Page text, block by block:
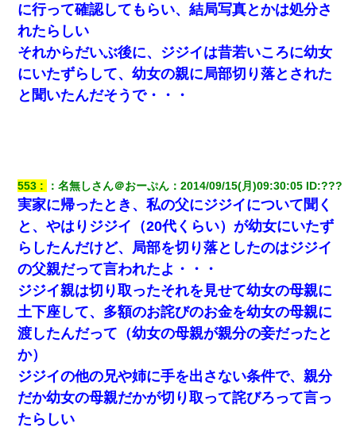
【衝撃】嫁父の会社に勤続１０年、手取り１４万 → 俺「２２万も
らえる会社から誘われた。転職したい」義父「クビ！（激怒」嫁
「離婚！（激怒」
わい(42)渋谷の夜のサービスで19の女の子にゴックンさせた結果
ｗｗｗｗｗｗｗｗ
彼にプロポーズされたんだけど、実は資産家だと知って婚約破棄
した。B子「A男くんと別れたって本当？私が付き合ってもい
い？」
嫁が弁護士を連れてきて「悪いと思うなら慰謝料を払って離婚し
ろ」→ 俺「完全に恐喝になってますね」「お前、これが詐欺だっ
て知ってる？」
【悲報】姉と入浴中に大きくなってしまった結果ｗｗｗｗｗｗｗ
ｗ
この母親は娘の黒歴史を掘り出さないと死ぬんか？ 死ぬんか？
同じマンションに住んでる女性が鍵をわかりやすいところに隠し
ている事に気づいた俺「忍びこんでみよう！」→ 結果
に行って確認してもらい、結局写真とかは処分さ
れたらしい
それからだいぶ後に、ジジイは昔若いころに幼女
にいたずらして、幼女の親に局部切り落とされた
と聞いたんだそうで・・・
553 ：名無しさん＠おーぷん ：2014/09/15(月)09:30:05 ID:???
実家に帰ったとき、私の父にジジイについて聞く
と、やはりジジイ（20代くらい）が幼女にいたず
らしたんだけど、局部を切り落としたのはジジイ
の父親だって言われたよ・・・
ジジイ親は切り取ったそれを見せて幼女の母親に
土下座して、多額のお詫びのお金を幼女の母親に
渡したんだって（幼女の母親が親分の妾だったと
か）
ジジイの他の兄や姉に手を出さない条件で、親分
だか幼女の母親だかが切り取って詫びろって言っ
たらしい